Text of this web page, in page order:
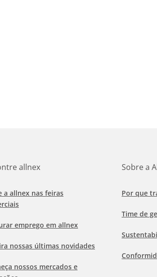
allnex
a allnex nas feiras
emprego em allnex
nossas últimas novidades
nossos mercados e
Sobre a
Por que
Time de